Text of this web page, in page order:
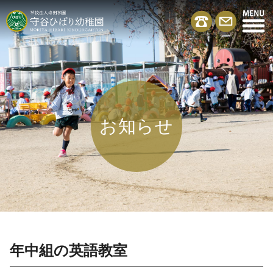
お知らせ
年中組の英語教室